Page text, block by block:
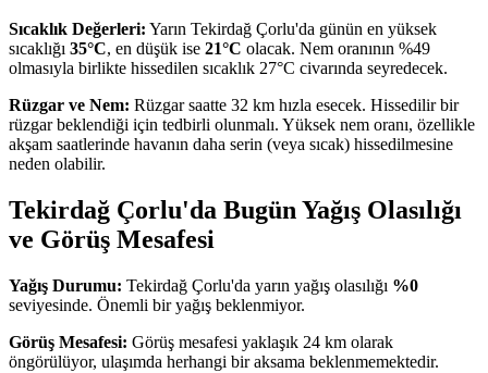
Sıcaklık Değerleri: Yarın Tekirdağ Çorlu'da günün en yüksek
sıcaklığı 35°C, en düşük ise 21°C olacak. Nem oranının %49
olmasıyla birlikte hissedilen sıcaklık 27°C civarında seyredecek.
Rüzgar ve Nem: Rüzgar saatte 32 km hızla esecek. Hissedilir bir
rüzgar beklendiği için tedbirli olunmalı. Yüksek nem oranı, özellikle
akşam saatlerinde havanın daha serin (veya sıcak) hissedilmesine
neden olabilir.
Tekirdağ Çorlu'da Bugün Yağış Olasılığı
ve Görüş Mesafesi
Yağış Durumu: Tekirdağ Çorlu'da yarın yağış olasılığı %0
seviyesinde. Önemli bir yağış beklenmiyor.
Görüş Mesafesi: Görüş mesafesi yaklaşık 24 km olarak
öngörülüyor, ulaşımda herhangi bir aksama beklenmemektedir.